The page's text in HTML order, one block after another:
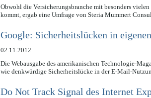
Obwohl die Versicherungsbranche mit besonders
kommt, ergab eine Umfrage von Steria Mummert
Google: Sicherheitslücken in
02.11.2012
Die Webausgabe des amerikanischen Technologie-
wie denkwürdige Sicherheitslücke in der E-Mail-
Do Not Track Signal des Internet